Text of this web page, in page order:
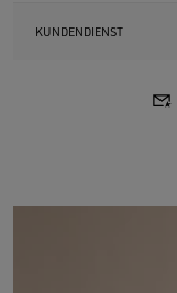
KUNDENDIENST